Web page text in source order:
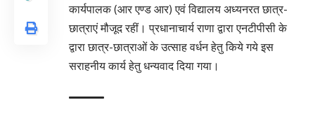
कार्यपालक (आर एण्ड आर) एवं विद्यालय अध्यनरत छात्र-
छात्राएं मौजूद रहीं। प्रधानाचार्य राणा द्वारा एनटीपीसी के
द्वारा छात्र-छात्राओं के उत्साह वर्धन हेतु किये गये इस
सराहनीय कार्य हेतु धन्यवाद दिया गया।